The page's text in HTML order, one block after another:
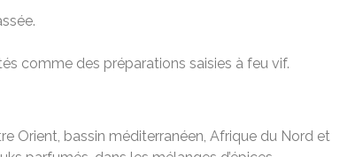
comme des préparations saisies à feu vif.
Orient, bassin méditerranéen, Afrique du Nord et